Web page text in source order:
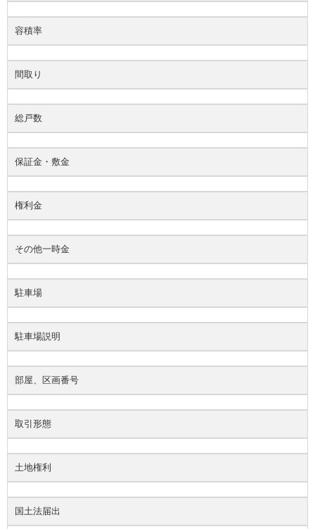
容積率
間取り
総戸数
保証金・敷金
権利金
その他一時金
駐車場
駐車場説明
部屋、区画番号
取引形態
土地権利
国土法届出